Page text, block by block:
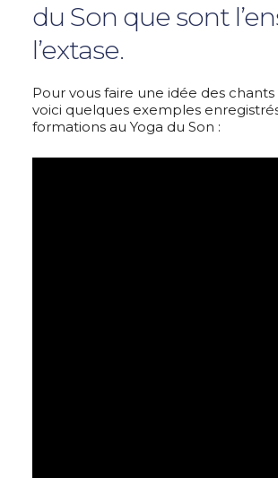
du Son que sont
l’extase.
Pour vous faire une idée des
voici quelques exemples
formations au Yoga du Son :